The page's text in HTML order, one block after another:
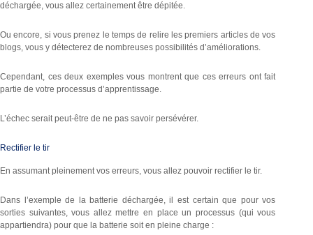
déchargée, vous allez certainement être dépitée.
Ou encore, si vous prenez le temps de relire les premiers articles de vos
blogs, vous y détecterez de nombreuses possibilités d’améliorations.
Cependant, ces deux exemples vous montrent que ces erreurs ont fait
partie de votre processus d’apprentissage.
L’échec serait peut-être de ne pas savoir persévérer.
Rectifier le tir
En assumant pleinement vos erreurs, vous allez pouvoir rectifier le tir.
Dans l’exemple de la batterie déchargée, il est certain que pour vos
sorties suivantes, vous allez mettre en place un processus (qui vous
appartiendra) pour que la batterie soit en pleine charge :